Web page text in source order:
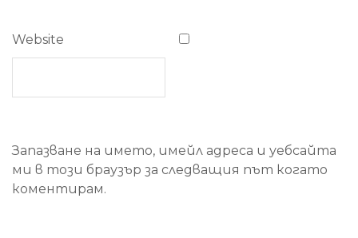
Website
Запазване на името, имейл адреса и уебсайта
ми в този браузър за следващия път когато
коментирам.